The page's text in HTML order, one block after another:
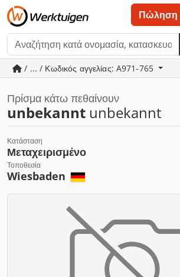
Πώληση
/ ... / Κωδικός αγγελίας: A971-765
Πρίσμα κάτω πεθαίνουν
unbekannt unbekannt
Κατάσταση
Μεταχειρισμένο
Τοποθεσία
Wiesbaden